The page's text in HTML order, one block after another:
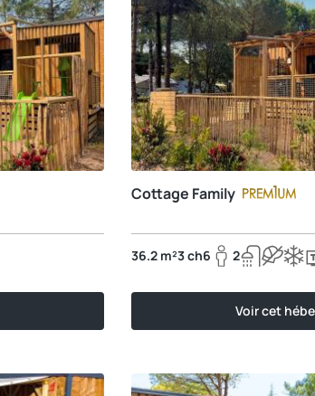
Cottage Family
36.2 m²3 ch6 2
Voir cet